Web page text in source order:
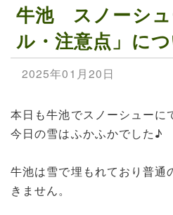
牛池 スノーシュ
ル・注意点」に
2025年01月20日
本日も牛池でスノーシューに
今日の雪はふかふかでした♪
牛池は雪で埋もれており普通
きません。